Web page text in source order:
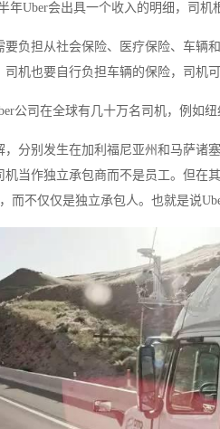
Uber会出具一个收入的明细，司机
负担从社会保险、医疗保险、车辆
机也要自行负担车辆的保险，司机
公司在全球有几十万名司机，例如
分别发生在加利福尼亚州和马萨诸
机当作独立承包商而不是员工。但
而不仅仅是独立承包人。也就是说